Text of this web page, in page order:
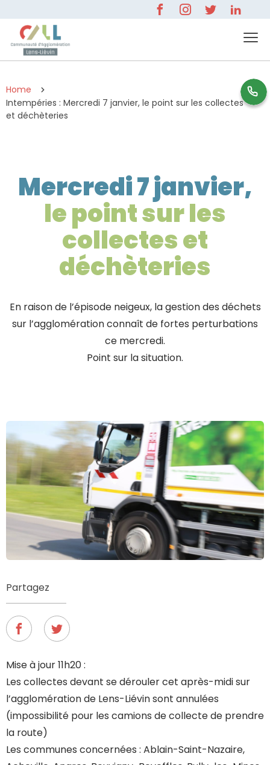
Home
Intempéries : Mercredi 7 janvier, le point sur les collectes
et déchèteries
Mercredi 7 janvier,
le point sur les
collectes et
déchèteries
En raison de l’épisode neigeux, la gestion des déchets
sur l’agglomération connaît de fortes perturbations
ce mercredi.
Point sur la situation.
Partagez
Mise à jour 11h20 :
Les collectes devant se dérouler cet après-midi sur
l’agglomération de Lens-Liévin sont annulées
(impossibilité pour les camions de collecte de prendre
la route)
Les communes concernées : Ablain-Saint-Nazaire,
0 800 596 000